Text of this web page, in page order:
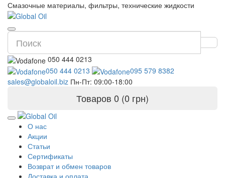
Смазочные материалы, фильтры, технические жидкости
050 444 0213
050 444 0213
095 579 8382
sales@globaloil.biz Пн-Пт: 09:00-18:00
Товаров 0 (0 грн)
О нас
Акции
Статьи
Сертификаты
Возврат и обмен товаров